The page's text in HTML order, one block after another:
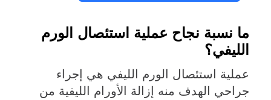
ما نسبة نجاح عملية استئصال الورم
الليفي؟
عملية استئصال الورم الليفي هي إجراء
جراحي الهدف منه إزالة الأورام الليفية من